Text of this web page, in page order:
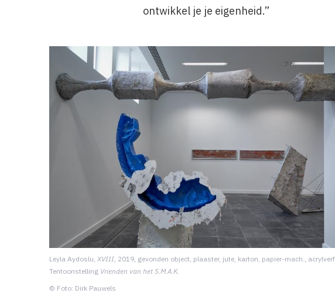
ontwikkel je je eigenheid.”
Leyla Aydoslu, XVIII , 2019, gevonden object, plaaster, jute, karton, papier-mach., acrylverf,
Tentoonstelling Vrienden van het S.M.A.K.
© Foto: Dirk Pauwels